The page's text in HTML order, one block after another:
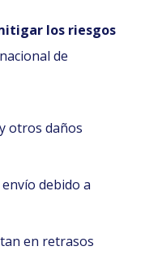
los riesgos
de
otros daños
debido a
en retrasos